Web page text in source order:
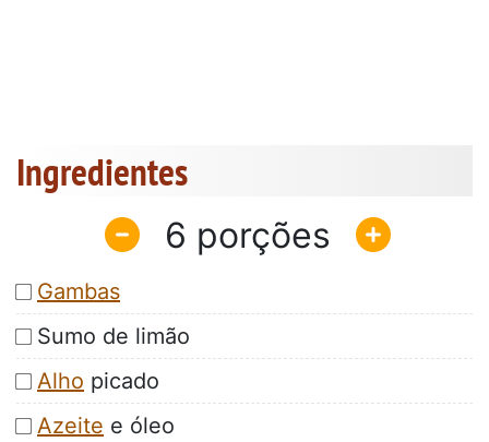
Ingredientes
6
Gambas
Sumo de limão
Alho picado
Azeite e óleo